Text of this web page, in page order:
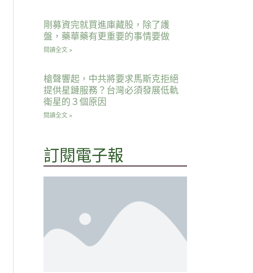
剛募資完就買進庫藏股，除了護
盤，藥華藥有更重要的事情要做
閱讀全文 »
槍聲響起，中共將要求馬斯克拒絕
提供星鏈服務？台灣必須發展低軌
衛星的３個原因
閱讀全文 »
訂閱電子報